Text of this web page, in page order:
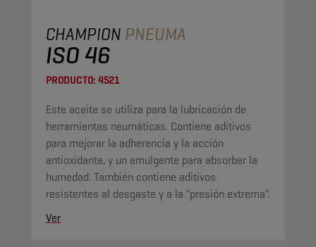
CHAMPION PNEUMA
ISO 46
PRODUCTO: 4521
Este aceite se utiliza para la lubricación de
herramientas neumáticas. Contiene aditivos
para mejorar la adherencia y la acción
antioxidante, y un emulgente para absorber la
humedad. También contiene aditivos
resistentes al desgaste y a la "presión extrema".
Ver